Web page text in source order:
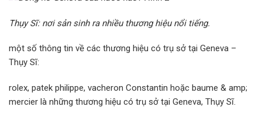
Thụy Sĩ: nơi sản sinh ra nhiều thương hiệu nổi tiếng.
một số thông tin về các thương hiệu có trụ sở tại Geneva –
Thụy Sĩ:
rolex, patek philippe, vacheron Constantin hoặc baume & amp;
mercier là những thương hiệu có trụ sở tại Geneva, Thụy Sĩ.